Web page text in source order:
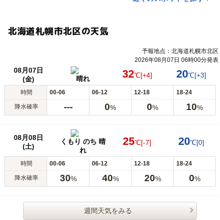
北海道札幌市北区の天気
予報地点：北海道札幌市北区
2026年08月07日 06時00分発表
08月07日
(金)
晴れ 32℃[+4] 20℃[+3]
時間 00-06 06-12 12-18 18-24
降水確率 --- 0% 0% 10%
08月08日
(土)
くもり のち 晴
れ
25℃[-7] 20℃[0]
時間 00-06 06-12 12-18 18-24
降水確率 30% 40% 20% 0%
週間天気をみる